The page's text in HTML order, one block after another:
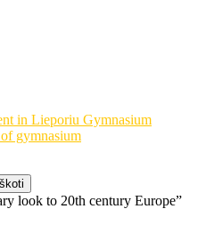
in Lieporiu Gymnasium
gymnasium
look to 20th century Europe”